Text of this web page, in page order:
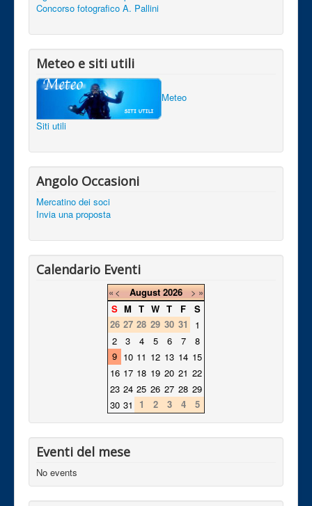
Concorso fotografico A. Pallini
Meteo e siti utili
Meteo
Siti utili
Angolo Occasioni
Mercatino dei soci
Invia una proposta
Calendario Eventi
«< August 2026 >»
S M T W T F
S
26 27 28 29 30 31
1
2
3 4 5 6 7
8
9 10 11 12 13 14 15
16 17 18 19 20 21 22
23 24 25 26 27 28 29
30 31 1 2 3 4 5
Eventi del mese
No events